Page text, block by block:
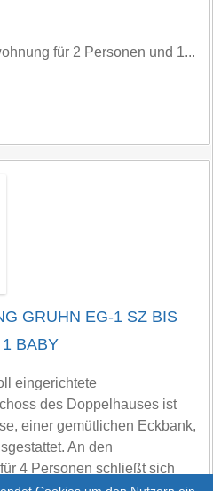
für 2 Personen und 1...
GRUHN EG-1 SZ BIS
BABY
eingerichtete
des Doppelhauses ist
einer gemütlichen Eckbank,
An den
4 Personen schließt sich